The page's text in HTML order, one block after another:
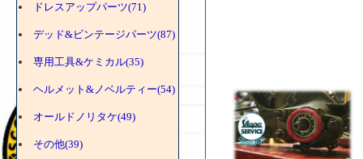
ドレスアップパーツ(71)
デッド&ビンテージパーツ(87)
専用工具&ケミカル(35)
ヘルメット&ノベルティー(54)
オールドノリタケ(49)
その他(39)